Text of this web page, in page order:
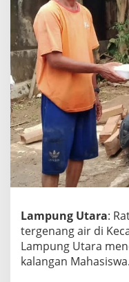
Lampung Utara:
tergenang air di
Lampung Utara
kalangan Mahasiswa.